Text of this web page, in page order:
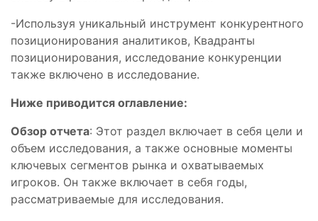
-Используя уникальный инструмент конкурентного
позиционирования аналитиков, Квадранты
позиционирования, исследование конкуренции
также включено в исследование.
Ниже приводится оглавление:
Обзор отчета: Этот раздел включает в себя цели и
объем исследования, а также основные моменты
ключевых сегментов рынка и охватываемых
игроков. Он также включает в себя годы,
рассматриваемые для исследования.